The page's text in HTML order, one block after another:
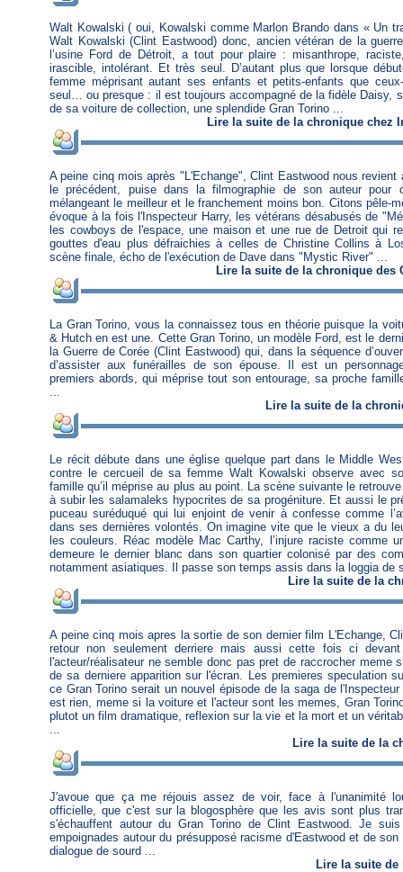
Walt Kowalski ( oui, Kowalski comme Marlon Brando dans « Un
Walt Kowalski (Clint Eastwood) donc, ancien vétéran de la
l’usine Ford de Détroit, a tout pour plaire : misanthrope,
irascible, intolérant. Et très seul. D’autant plus que lorsque
femme méprisant autant ses enfants et petits-enfants que
seul… ou presque : il est toujours accompagné de la fidèle Daisy,
de sa voiture de collection, une splendide Gran Torino ...
Lire la suite de la chronique chez
A peine cinq mois après "L'Echange", Clint Eastwood nous
le précédent, puise dans la filmographie de son auteur pour
mélangeant le meilleur et le franchement moins bon. Citons pêle-
évoque à la fois l'Inspecteur Harry, les vétérans désabusés de
les cowboys de l'espace, une maison et une rue de Detroit qui
gouttes d'eau plus défraichies à celles de Christine Collins à
scène finale, écho de l'exécution de Dave dans "Mystic River" ...
Lire la suite de la chronique des
La Gran Torino, vous la connaissez tous en théorie puisque la
& Hutch en est une. Cette Gran Torino, un modèle Ford, est le
la Guerre de Corée (Clint Eastwood) qui, dans la séquence
d’assister aux funérailles de son épouse. Il est un
premiers abords, qui méprise tout son entourage, sa proche
...
Lire la suite de la
Le récit débute dans une église quelque part dans le Middle
contre le cercueil de sa femme Walt Kowalski observe avec
famille qu’il méprise au plus au point. La scène suivante le
à subir les salamaleks hypocrites de sa progéniture. Et aussi le
puceau suréduqué qui lui enjoint de venir à confesse comme
dans ses dernières volontés. On imagine vite que le vieux a du
les couleurs. Réac modèle Mac Carthy, l’injure raciste comme
demeure le dernier blanc dans son quartier colonisé par des
notamment asiatiques. Il passe son temps assis dans la loggia de
Lire la suite de la
A peine cinq mois apres la sortie de son dernier film L'Echange,
retour non seulement derriere mais aussi cette fois ci
l'acteur/réalisateur ne semble donc pas pret de raccrocher meme
de sa derniere apparition sur l'écran. Les premieres speculation
ce Gran Torino serait un nouvel épisode de la saga de
est rien, meme si la voiture et l'acteur sont les memes, Gran
plutot un film dramatique, reflexion sur la vie et la mort et un
...
Lire la suite de la
J'avoue que ça me réjouis assez de voir, face à l'unanimité
officielle, que c'est sur la blogosphère que les avis sont plus
s'échauffent autour du Gran Torino de Clint Eastwood. Je
empoignades autour du présupposé racisme d'Eastwood et de
dialogue de sourd ...
Lire la suite